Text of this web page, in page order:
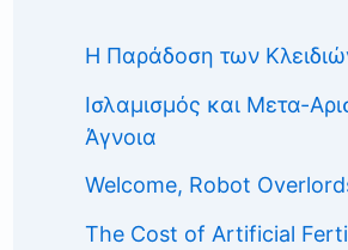
Η Παράδοση των
Ισλαμισμός και Μετα-
Άγνοια
Welcome, Robot
The Cost of Artificial